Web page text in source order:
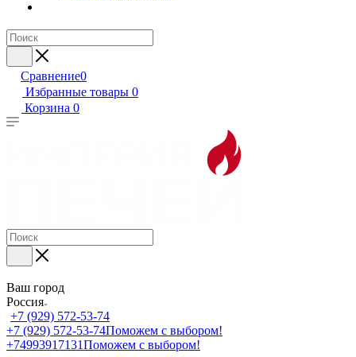
Сравнение0
Избранные товары 0
Корзина 0
Ваш город
Россия
+7 (929) 572-53-74
+7 (929) 572-53-74Поможем с выбором!
+74993917131Поможем с выбором!